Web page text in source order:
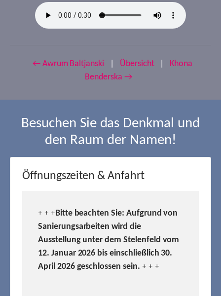
← Awrum Baltjanski Übersicht
Khona
Benderska →
Besuchen Sie das Denkmal und
den Raum der Namen!
Öffnungszeiten & Anfahrt
+ + +Bitte beachten Sie: Aufgrund von
Sanierungsarbeiten wird die
Ausstellung unter dem Stelenfeld vom
12. Januar 2026 bis einschließlich 30.
April 2026 geschlossen sein. + + +